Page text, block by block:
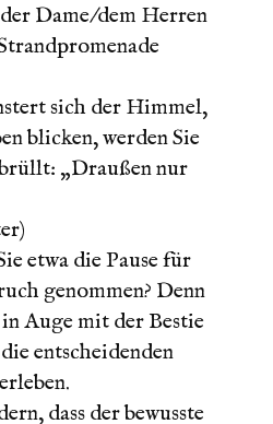
Dame/dem Herren
sich der Himmel,
blicken, werden Sie
„Draußen nur
etwa die Pause für
genommen? Denn
in Auge mit der Bestie
entscheidenden
dass der bewusste